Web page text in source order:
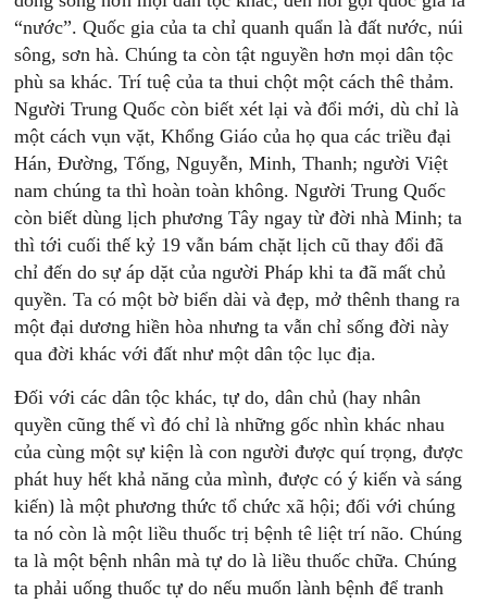
“nước”. Quốc gia của ta chỉ quanh quẩn là đất nước, núi
sông, sơn hà. Chúng ta còn tật nguyền hơn mọi dân tộc
phù sa khác. Trí tuệ của ta thui chột một cách thê thảm.
Người Trung Quốc còn biết xét lại và đổi mới, dù chỉ là
một cách vụn vặt, Khổng Giáo của họ qua các triều đại
Hán, Đường, Tống, Nguyễn, Minh, Thanh; người Việt
nam chúng ta thì hoàn toàn không. Người Trung Quốc
còn biết dùng lịch phương Tây ngay từ đời nhà Minh; ta
thì tới cuối thế kỷ 19 vẫn bám chặt lịch cũ thay đổi đã
chỉ đến do sự áp dặt của người Pháp khi ta đã mất chủ
quyền. Ta có một bờ biển dài và đẹp, mở thênh thang ra
một đại dương hiền hòa nhưng ta vẫn chỉ sống đời này
qua đời khác với đất như một dân tộc lục địa.
Đối với các dân tộc khác, tự do, dân chủ (hay nhân
quyền cũng thế vì đó chỉ là những gốc nhìn khác nhau
của cùng một sự kiện là con người được quí trọng, được
phát huy hết khả năng của mình, được có ý kiến và sáng
kiến) là một phương thức tổ chức xã hội; đối với chúng
ta nó còn là một liều thuốc trị bệnh tê liệt trí não. Chúng
ta là một bệnh nhân mà tự do là liều thuốc chữa. Chúng
ta phải uống thuốc tự do nếu muốn lành bệnh để tranh